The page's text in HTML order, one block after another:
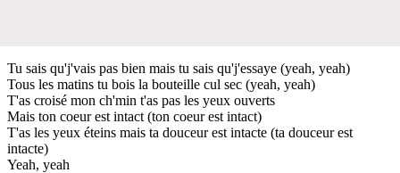
Tu sais qu'j'vais pas bien mais tu sais qu'j'essaye (yeah, yeah)
Tous les matins tu bois la bouteille cul sec (yeah, yeah)
T'as croisé mon ch'min t'as pas les yeux ouverts
Mais ton coeur est intact (ton coeur est intact)
T'as les yeux éteins mais ta douceur est intacte (ta douceur est
intacte)
Yeah, yeah